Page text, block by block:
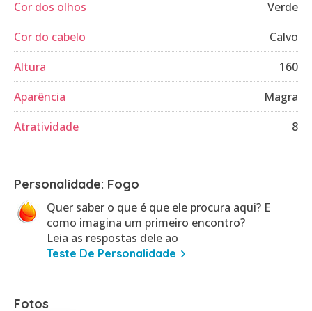
Cor dos olhos
Verde
Cor do cabelo
Calvo
Altura
160
Aparência
Magra
Atratividade
8
Personalidade: Fogo
Quer saber o que é que ele procura aqui? E
como imagina um primeiro encontro?
Leia as respostas dele ao
Teste De Personalidade
Fotos